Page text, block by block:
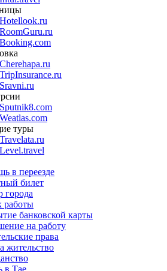
Hotellook.ru
RoomGuru.ru
Booking.com
Cherehapa.ru
TripInsurance.ru
Sravni.ru
Sputnik8.com
Weatlas.com
туры
Travelata.ru
Level.travel
в переезде
билет
города
работы
банковской карты
на работу
права
жительство
в Тае